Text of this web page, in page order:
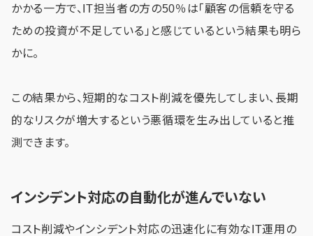
かかる一方で、IT担当者の方の50％は「顧客の信頼を守る
ための投資が不足している」と感じているという結果も明ら
かに。
この結果から、短期的なコスト削減を優先してしまい、長期
的なリスクが増大するという悪循環を生み出していると推
測できます。
インシデント対応の自動化が進んでいない
コスト削減やインシデント対応の迅速化に有効なIT運用の